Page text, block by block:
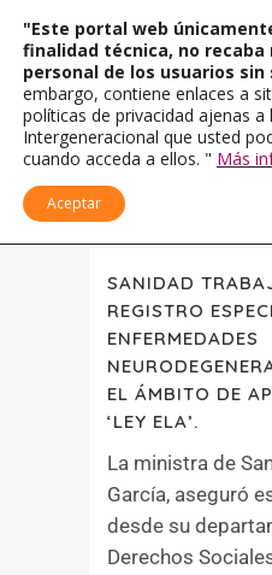
SANIDAD
REGISTRO
ENFERMEDADES
EL ÁMBITO DE
‘LEY ELA’.
La ministra de
García, aseguró
desde su
Derechos
"Este portal web
finalidad técnica, no
personal de los usuarios
embargo, contiene enlaces a
políticas de privacidad ajenas a
Intergeneracional que usted
cuando acceda a ellos. " Más
Aceptar